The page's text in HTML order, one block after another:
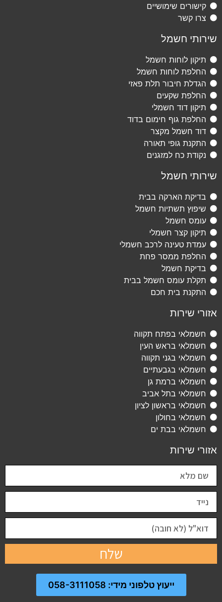
קישורים שימושיים
צרו קשר
שירותי חשמל
תיקון לוחות חשמל
החלפת לוחות חשמל
הגדלת חיבור תלת פאזי
החלפת שקעים
תיקון דוד חשמלי
החלפת גוף חימום בדוד
דוד חשמל מקצר
התקנת גופי תאורה
נקודת כח למזגנים
שירותי חשמל
בדיקת הארקה בבית
שיפוץ תשתיות חשמל
עומס חשמל
תיקון קצר חשמלי
עמדת טעינה לרכב חשמלי
החלפת ממסר פחת
בדיקת חשמל
תקלת עומס חשמל בבית
התקנת בית חכם
אזורי שירות
חשמלאי בפתח תקווה
חשמלאי בראש העין
חשמלאי בגני תקווה
חשמלאי בגבעתיים
חשמלאי ברמת גן
חשמלאי בתל אביב
חשמלאי בראשון לציון
חשמלאי בחולון
חשמלאי בבת ים
אזורי שירות
שלח
ייעוץ טלפוני מידי: 058-3111058